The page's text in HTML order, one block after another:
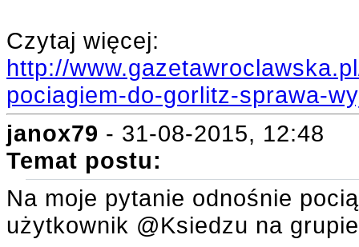
Czytaj więcej:
http://
pociagiem-do-gorlitz-sprawa-
janox79 - 31-08-2015, 12:48
Temat postu:
Na moje pytanie odnośnie
użytkownik @Ksiedzu na